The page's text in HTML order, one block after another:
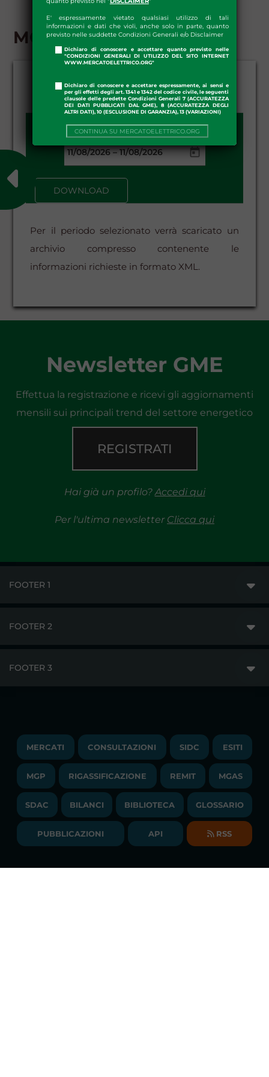
E' espressamente vietato qualsiasi utilizzo di tali
informazioni e dati che violi, anche solo in parte, quanto
previsto nelle suddette Condizioni Generali e/o Disclaimer
Dichiaro di conoscere e accettare quanto previsto nelle
"CONDIZIONI GENERALI DI UTILIZZO DEL SITO INTERNET
WWW.MERCATOELETTRICO.ORG"
Dichiaro di conoscere e accettare espressamente, ai sensi e
per gli effetti degli art. 1341 e 1342 del codice civile, le seguenti
clausole delle predette Condizioni Generali 7 (ACCURATEZZA
DEI DATI PUBBLICATI DAL GME), 8 (ACCURATEZZA DEGLI
ALTRI DATI), 10 (ESCLUSIONE DI GARANZIA), 13 (VARIAZIONI)
CONTINUA SU MERCATOELETTRICO.ORG
MGP - DOWNLOAD
DATA DA - A:
–
DOWNLOAD
Per il periodo selezionato verrà scaricato un
archivio compresso contenente le
informazioni richieste in formato XML.
Newsletter GME
Effettua la registrazione e ricevi gli aggiornamenti
mensili sui principali trend del settore energetico
REGISTRATI
Hai già un profilo?Accedi qui
Per l'ultima newsletter Clicca qui
FOOTER 1
PUBBLICAZIONI
COMUNICATI/NEWS
NEWSLETTER
BILANCI DI ESERCIZIO
FOOTER 2
LAVORA CON NOI
BANDI DI GARA E CONTRATTI
SOCIETA' TRASPARENTE
FOOTER 3
TRAYPORT M. ELETTRICO
LIQUIDITY PROVIDERS
BIBLIOTECA
GLOSSARIO
MERCATI CONSULTAZIONI SIDC ESITI
MGP RIGASSIFICAZIONE REMIT MGAS
SDAC BILANCI BIBLIOTECA GLOSSARIO
PUBBLICAZIONI API RSS